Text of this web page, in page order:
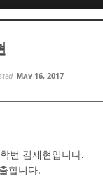
May 16, 2017
번 김재현입니다.
합니다.
스케치북5
스케치북5
스케치북5
스케치북5